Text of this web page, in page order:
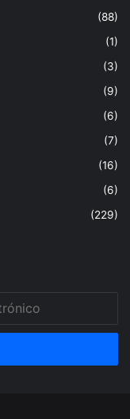
(88)
(1)
(3)
(9)
(6)
(7)
(16)
(6)
(229)